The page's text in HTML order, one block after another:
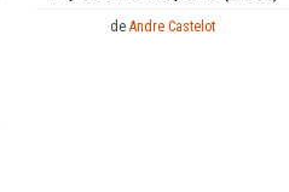
de Andre Castelot